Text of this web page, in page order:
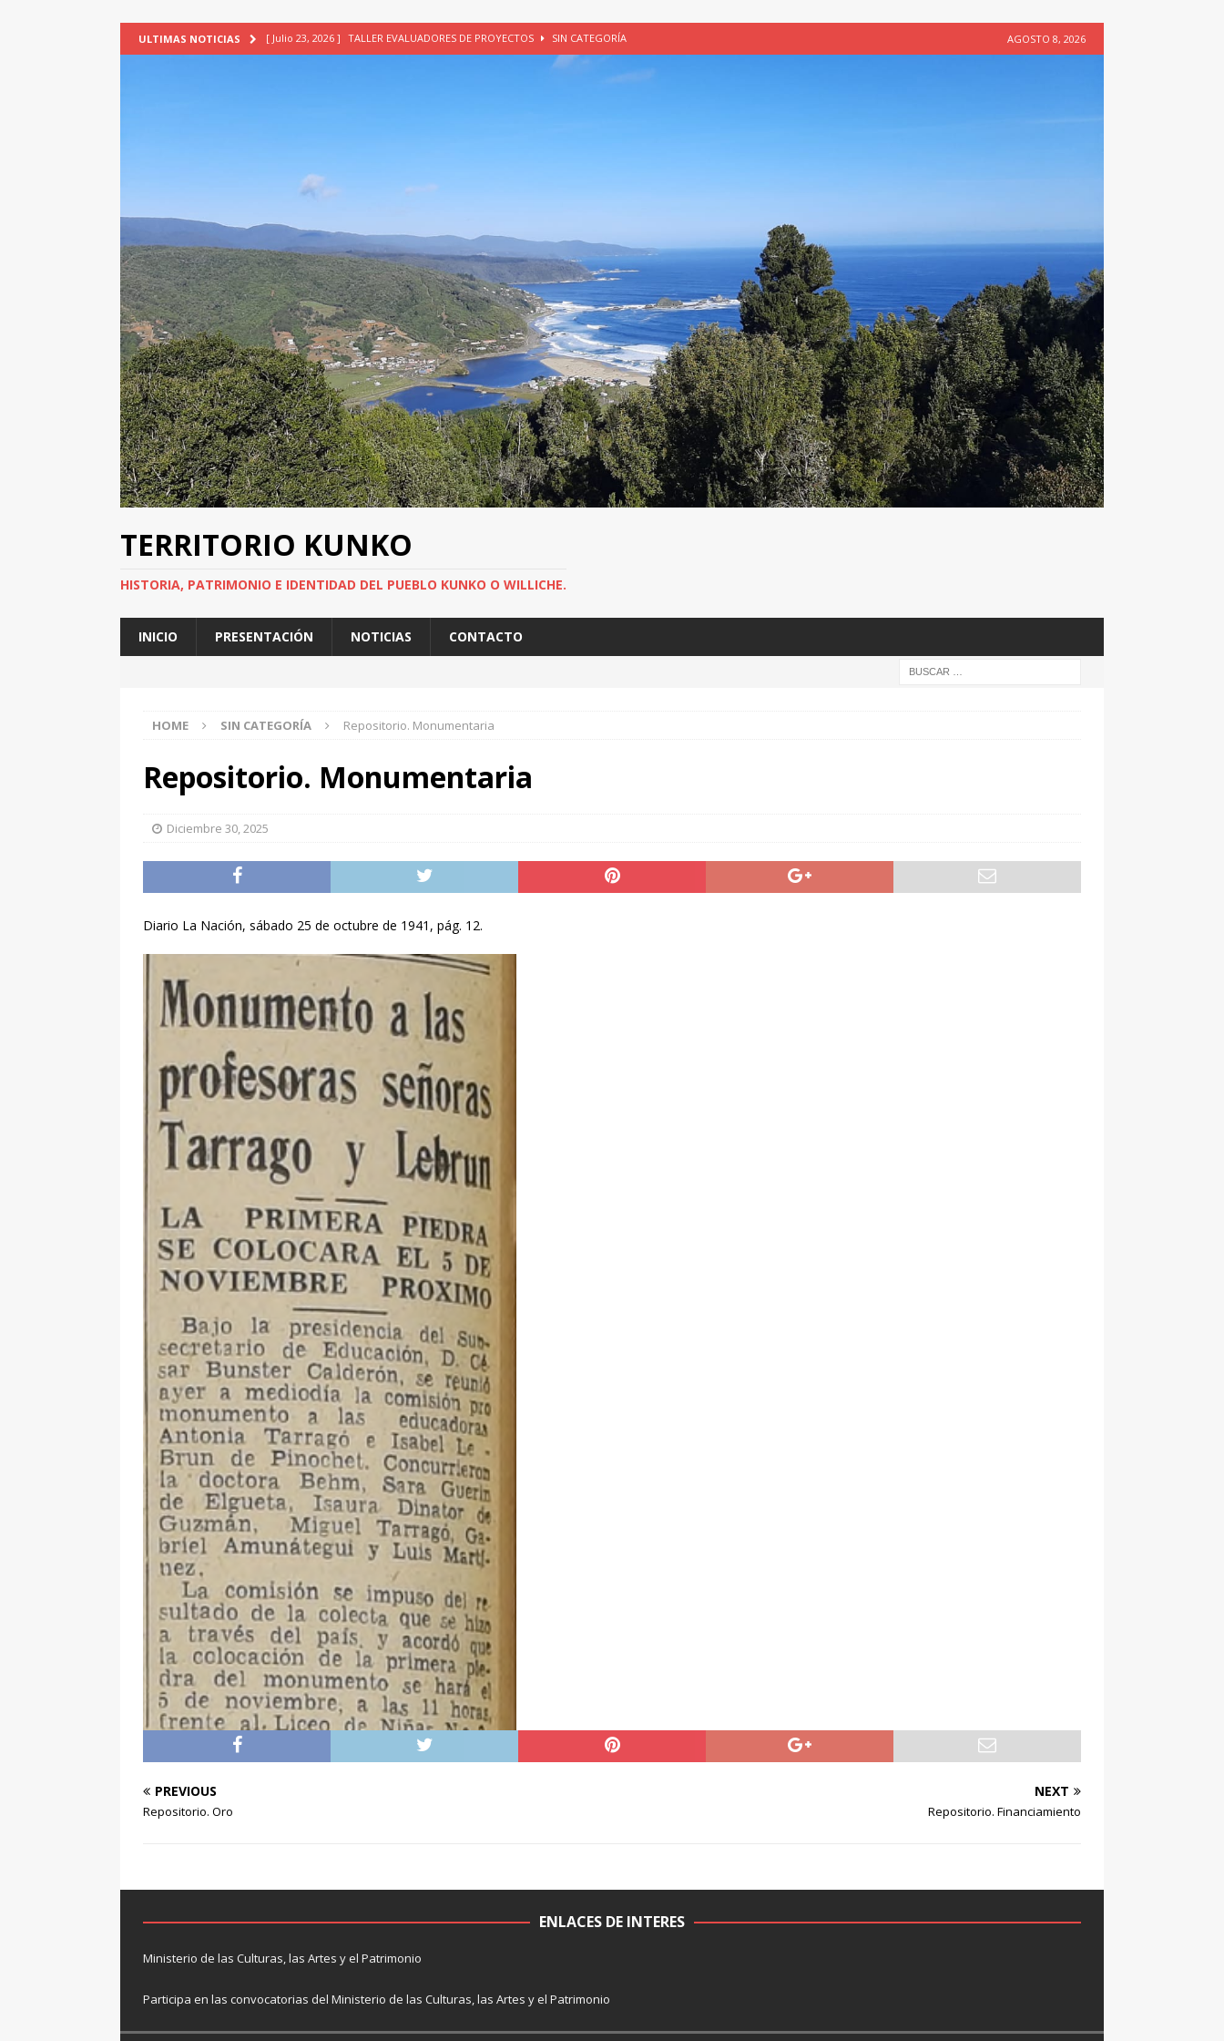
ULTIMAS NOTICIAS [ Julio 23, 2026 ] TALLER EVALUADORES DE PROYECTOS SIN CATEGORÍA
[ Agosto 7, 2026 ]
AGOSTO 8, 2026
TERRITORIO KUNKO
HISTORIA, PATRIMONIO E IDENTIDAD DEL PUEBLO KUNKO O WILLICHE.
INICIO PRESENTACIÓN NOTICIAS CONTACTO
HOME SIN CATEGORÍA Repositorio. Monumentaria
Repositorio. Monumentaria
Diciembre 30, 2025
Diario La Nación, sábado 25 de octubre de 1941, pág. 12.
PREVIOUS
Repositorio. Oro
NEXT
Repositorio. Financiamiento
ENLACES DE INTERES
Ministerio de las Culturas, las Artes y el Patrimonio
Participa en las convocatorias del Ministerio de las Culturas, las Artes y el Patrimonio